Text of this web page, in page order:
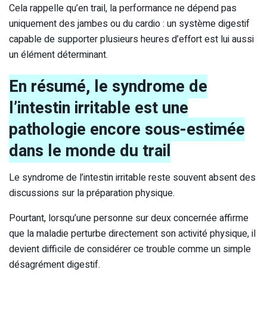
Cela rappelle qu’en trail, la performance ne dépend pas
uniquement des jambes ou du cardio : un système digestif
capable de supporter plusieurs heures d’effort est lui aussi
un élément déterminant.
En résumé, le syndrome de
l’intestin irritable est une
pathologie encore sous-estimée
dans le monde du trail
Le syndrome de l’intestin irritable reste souvent absent des
discussions sur la préparation physique.
Pourtant, lorsqu’une personne sur deux concernée affirme
que la maladie perturbe directement son activité physique, il
devient difficile de considérer ce trouble comme un simple
désagrément digestif.